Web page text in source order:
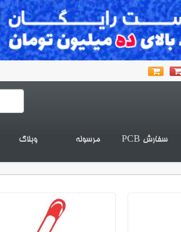
سفارش PCB مرسوله وبلاگ